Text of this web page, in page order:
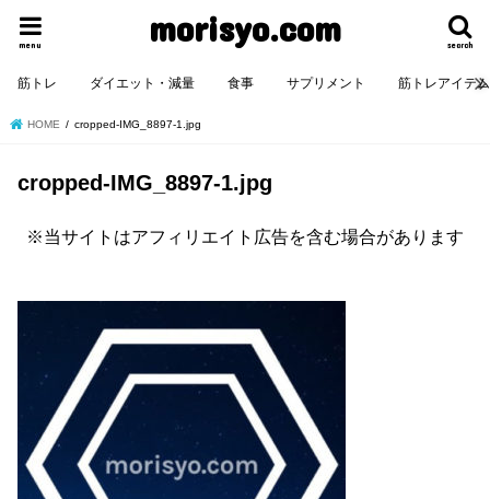
morisyo.com search
menu
筋トレ ダイエット・減量 食事 サプリメント 筋トレアイテム
HOME cropped-IMG_8897-1.jpg
cropped-IMG_8897-1.jpg
※当サイトはアフィリエイト広告を含む場合があります